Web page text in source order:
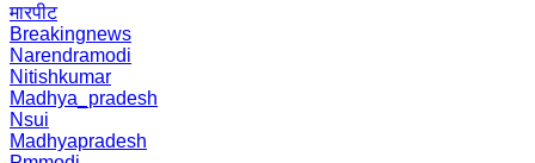
मारपीट
Breakingnews
Narendramodi
Nitishkumar
Madhya_pradesh
Nsui
Madhyapradesh